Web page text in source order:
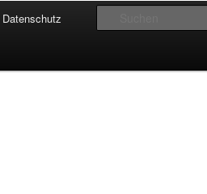
Datenschutz